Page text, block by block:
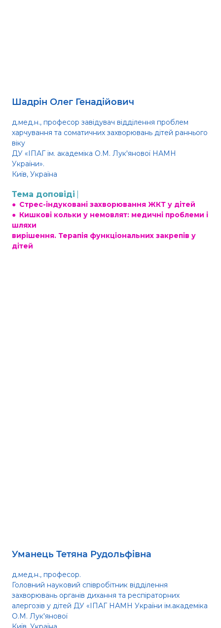
Шадрін Олег Генадійович
д.мед.н., професор завідувач відділення проблем
харчування та соматичних захворювань дітей раннього
віку
ДУ «ІПАГ ім. академіка О.М. Лук'янової НАМН
України».
Київ, Україна
Тема доповіді
● Стрес-індуковані захворювання ЖКТ у дітей
● Кишкові кольки у немовлят: медичні проблеми і
шляхи
вирішення. Терапія функціональних закрепів у
дітей
Уманець Тетяна Рудольфівна
д.мед.н., професор.
Головний науковий співробітник відділення
захворювань органів дихання та респіраторних
алергозів у дітей ДУ «ІПАГ НАМН України ім.академіка
О.М. Лук'янової